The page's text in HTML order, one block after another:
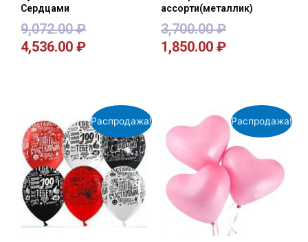
Сердцами
9,072.00₽
4,536.00 ₽
ассорти(металлик)
3,700.00₽
1,850.00 ₽
Распродажа! Распродажа!